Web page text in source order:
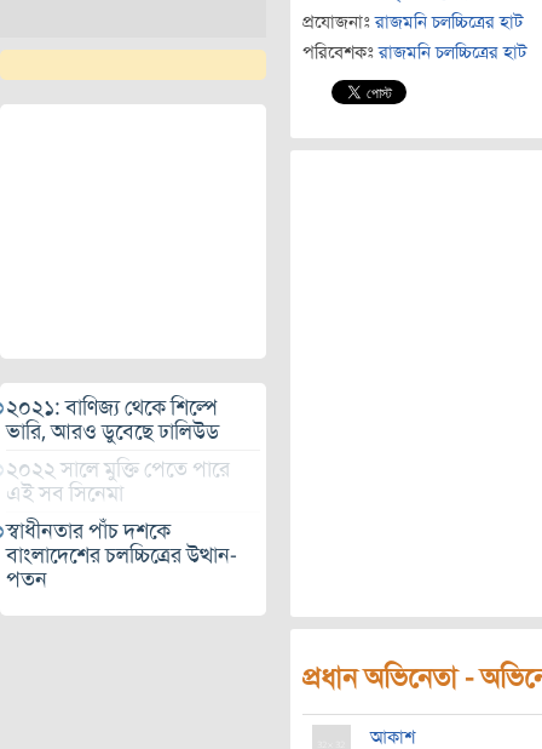
২০২১: বাণিজ্য থেকে শিল্পে
ভারি, আরও ডুবেছে ঢালিউড
২০২২ সালে মুক্তি পেতে পারে
এই সব সিনেমা
স্বাধীনতার পাঁচ দশকে
বাংলাদেশের চলচ্চিত্রের উত্থান-
পতন
প্রযোজনাঃ রাজমনি চলচ্চিত্রের হাট
পরিবেশকঃ রাজমনি চলচ্চিত্রের হাট
প্রধান অভিনেতা -
আকাশ